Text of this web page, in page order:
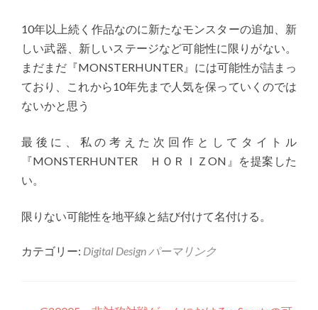
10年以上続く作品なのに新たなモンスターの追加、新
しい武器、新しいステージなど可能性に限りがない。
まだまだ『MONSTERHUNTER』には可能性が詰まっ
ており、これから10年先まで人気を保っていくのでは
ないかと思う
最後に、私の考えた次回作としてタイトル
『MONSTERHUNTER ＨＯＲＩＺON』を提案した
い。
限りない可能性を地平線と結び付けて名付ける。
カテゴリー: Digital Design パーマリンク